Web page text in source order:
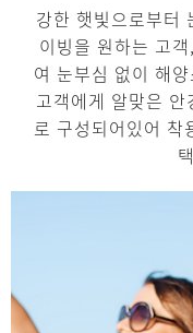
강한 햇빛으로부터
이빙을 원하는 고
여 눈부심 없이 해
고객에게 알맞은
로 구성되어있어 착